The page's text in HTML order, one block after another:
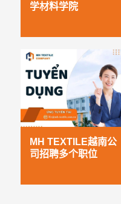
学材料学院
MH TEXTILE越南公
司招聘多个职位